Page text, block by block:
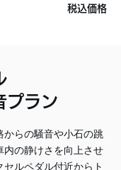
税込価格
プラン
からの騒音や小石の跳
の静けさを向上させ
ルペダル付近からト